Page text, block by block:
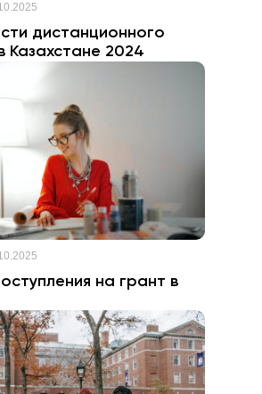
дистанционного
Казахстане 2024
на грант в